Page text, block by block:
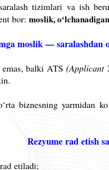
tizimlari va ish
bor: moslik,
moslik — saralashdan
balki ATS (Applicant
biznesning yarmidan
Rezyume rad etish
etiladi;